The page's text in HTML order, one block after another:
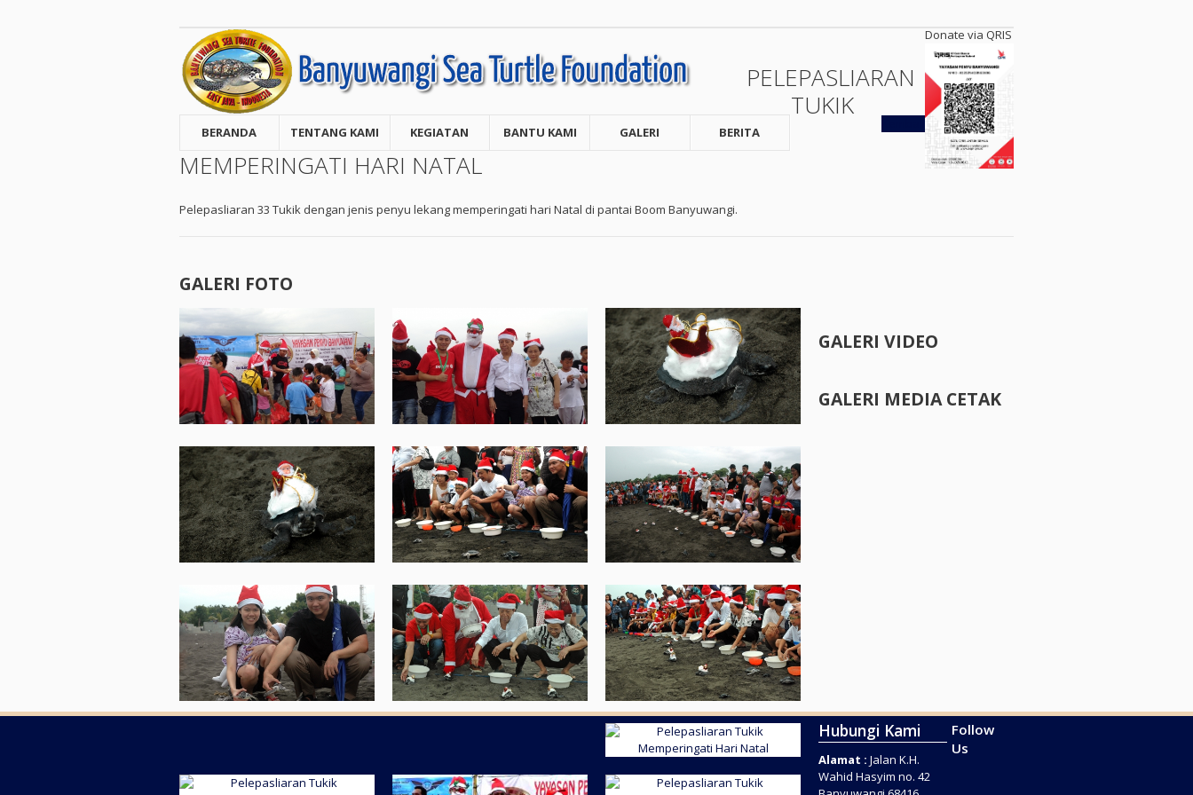
Donate via QRIS
BERANDA TENTANG KAMI KEGIATAN BANTU KAMI GALERI BERITA
PELEPASLIARAN
TUKIK
MEMPERINGATI HARI NATAL
Pelepasliaran 33 Tukik dengan jenis penyu lekang memperingati hari Natal di pantai Boom Banyuwangi.
GALERI FOTO
GALERI VIDEO
GALERI MEDIA CETAK
Hubungi Kami
Alamat : Jalan K.H.
Wahid Hasyim no. 42
Follow
Us